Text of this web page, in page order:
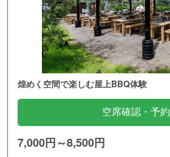
煌めく空間で楽しむ屋上BBQ体験
空席確認・予約
7,000円～8,500円